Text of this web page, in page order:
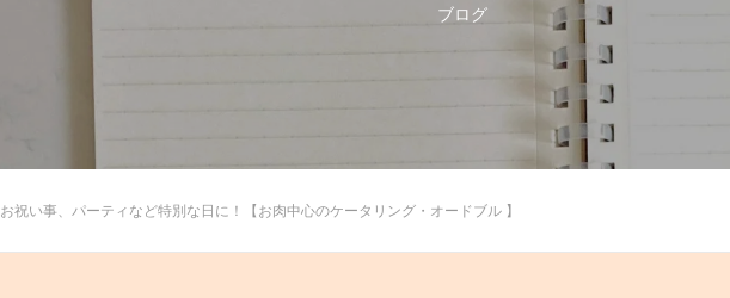
ブログ
お祝い事、パーティなど特別な日に！【お肉中心のケータリング・オードブル 】